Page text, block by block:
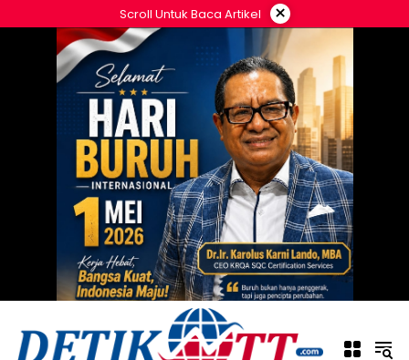
ke
Scroll Untuk Baca Artikel ×